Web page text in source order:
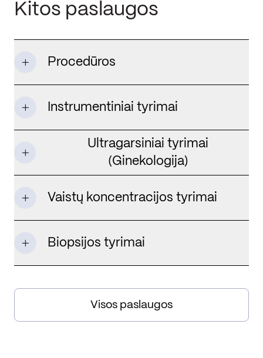
Kitos paslaugos
Procedūros
Instrumentiniai tyrimai
Ultragarsiniai tyrimai
(Ginekologija)
Vaistų koncentracijos tyrimai
Biopsijos tyrimai
Visos paslaugos